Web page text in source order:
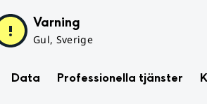
Varning
Gul, Sverige
Data Professionella tjänster